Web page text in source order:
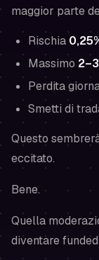
maggior parte
Rischia
Massimo
Perdita
Smetti di
Questo
eccitato.
Bene.
Quella
diventare